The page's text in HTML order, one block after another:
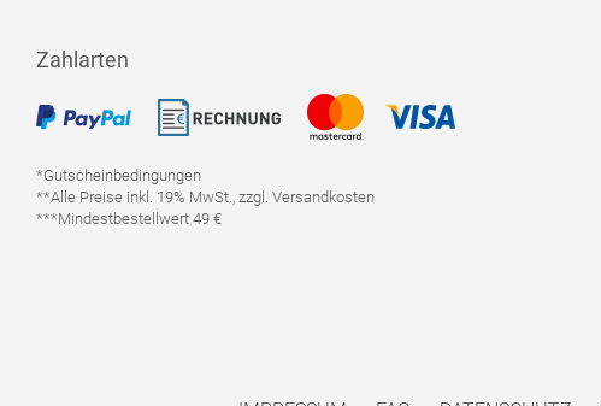
Zahlarten
*Gutscheinbedingungen
**Alle Preise inkl. 19% MwSt., zzgl. Versandkosten
***Mindestbestellwert 49 €